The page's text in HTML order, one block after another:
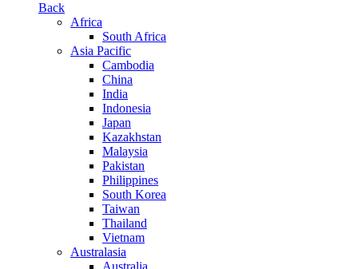
Back
Africa
South Africa
Asia Pacific
Cambodia
China
India
Indonesia
Japan
Kazakhstan
Malaysia
Pakistan
Philippines
South Korea
Taiwan
Thailand
Vietnam
Australasia